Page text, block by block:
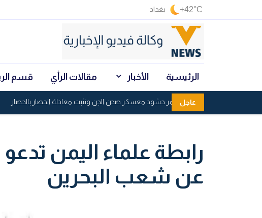
+42°C بغداد
الرئيسية الأخبار مقالات الرأي قسم
عاجل
القوات اليمنية تدمر حشود معسكر صحن الجن وتثبت معادلة الحصار بالحصار
رابطة علماء اليمن
عن شعب البحرين